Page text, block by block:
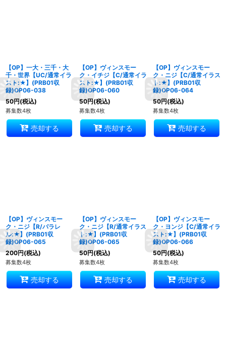
【OP】一大・三千・大
千・世界【UC/通常イラ
スト:★】(PRB01収
録)OP06-038
50円(税込)
募集数4枚
売却する
【OP】ヴィンスモー
ク・イチジ【C/通常イラ
スト:★】(PRB01収
録)OP06-060
50円(税込)
募集数4枚
売却する
【OP】ヴィンスモー
ク・ニジ【C/通常イラス
ト:★】(PRB01収
録)OP06-064
50円(税込)
募集数4枚
売却する
【OP】ヴィンスモー
ク・ニジ【R/パラレ
ル:★】(PRB01収
録)OP06-065
200円(税込)
募集数4枚
売却する
【OP】ヴィンスモー
ク・ニジ【R/通常イラス
ト:★】(PRB01収
録)OP06-065
50円(税込)
募集数4枚
売却する
【OP】ヴィンスモー
ク・ヨンジ【C/通常イラ
スト:★】(PRB01収
録)OP06-066
50円(税込)
募集数4枚
売却する